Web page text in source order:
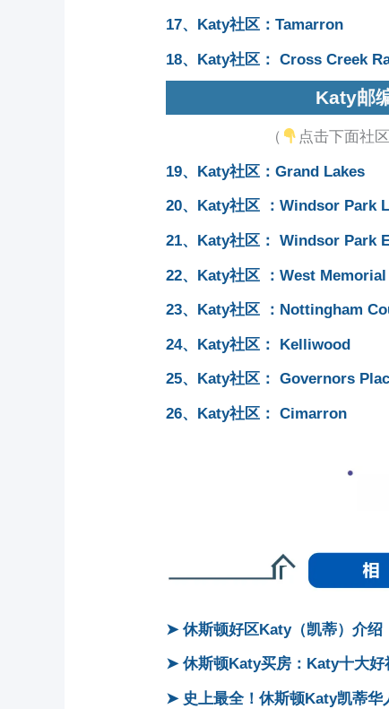
17、Katy社区：Tamarron
18、Katy社区： Cross Creek
Katy邮
（ 点击下面社
19、Katy社区：Grand Lakes
20、Katy社区 ：Windsor Park
21、Katy社区： Windsor Park
22、Katy社区 ：West Memorial
23、Katy社区 ：Nottingham
24、Katy社区： Kelliwood
25、Katy社区： Governors
26、Katy社区： Cimarron
➤ 休斯顿好区Katy（凯蒂）介绍
➤ 休斯顿Katy买房：Katy十大好
➤ 史上最全！休斯顿Katy凯蒂华